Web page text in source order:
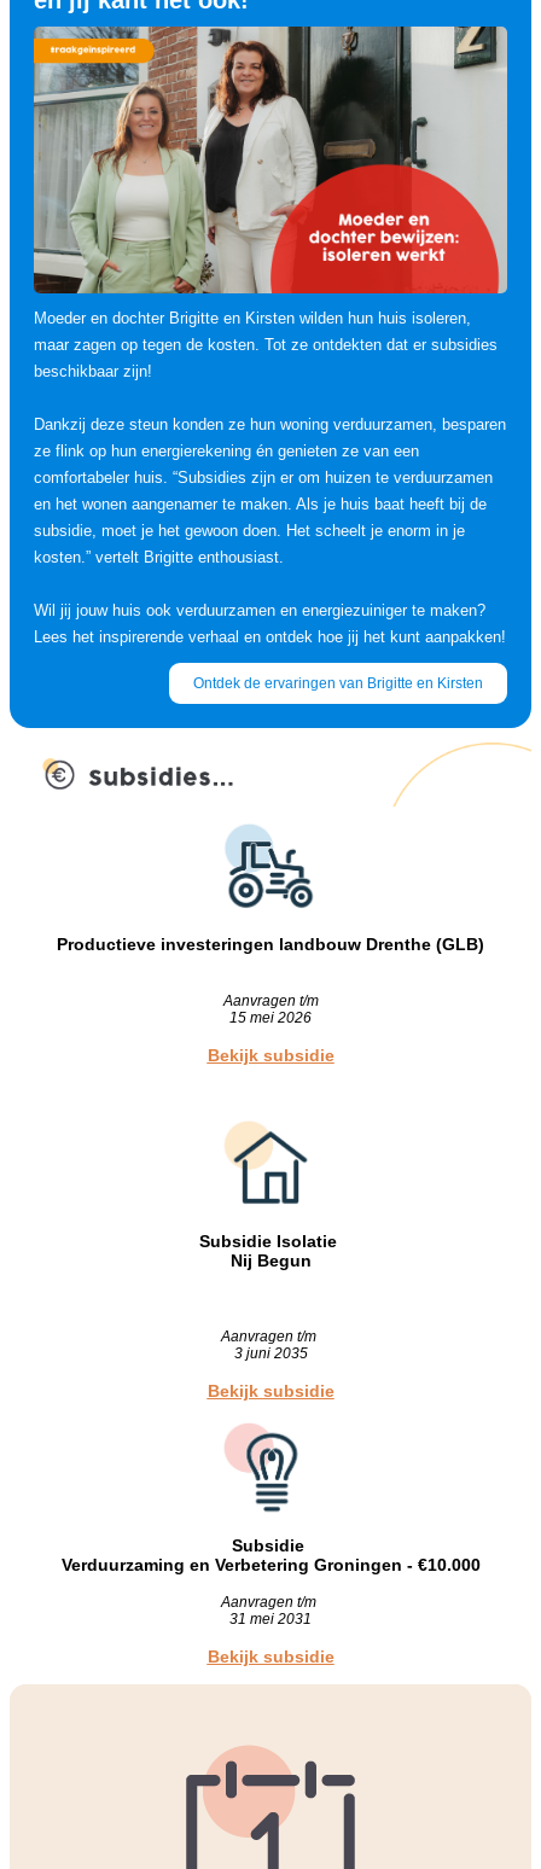
Moeder en dochter Brigitte en Kirsten wilden hun huis isoleren,
maar zagen op tegen de kosten. Tot ze ontdekten dat er subsidies
beschikbaar zijn!
Dankzij deze steun konden ze hun woning verduurzamen, besparen
ze flink op hun energierekening én genieten ze van een
comfortabeler huis. “Subsidies zijn er om huizen te verduurzamen
en het wonen aangenamer te maken. Als je huis baat heeft bij de
subsidie, moet je het gewoon doen. Het scheelt je enorm in je
kosten.” vertelt Brigitte enthousiast.
Wil jij jouw huis ook verduurzamen en energiezuiniger te maken?
Lees het inspirerende verhaal en ontdek hoe jij het kunt aanpakken!
Ontdek de ervaringen van Brigitte en Kirsten
Productieve investeringen landbouw Drenthe (GLB)
Aanvragen t/m
15 mei 2026
Bekijk subsidie
Subsidie Isolatie
Nij Begun
Aanvragen t/m
3 juni 2035
Bekijk subsidie
Subsidie
Verduurzaming en Verbetering Groningen - €10.000
Aanvragen t/m
31 mei 2031
Bekijk subsidie